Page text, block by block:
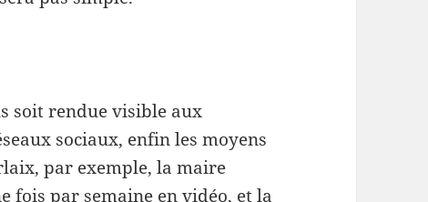
soit rendue visible aux
sociaux, enfin les moyens
par exemple, la maire
fois par semaine en vidéo, et la